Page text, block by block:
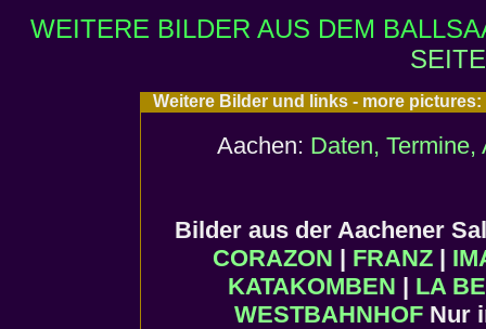
WEITERE BILDER AUS DEM
Weitere Bilder und links - more
Aachen: Daten,
Bilder aus der Aachener
CORAZON | FRANZ|
KATAKOMBEN | LA
WESTBAHNHOFNur